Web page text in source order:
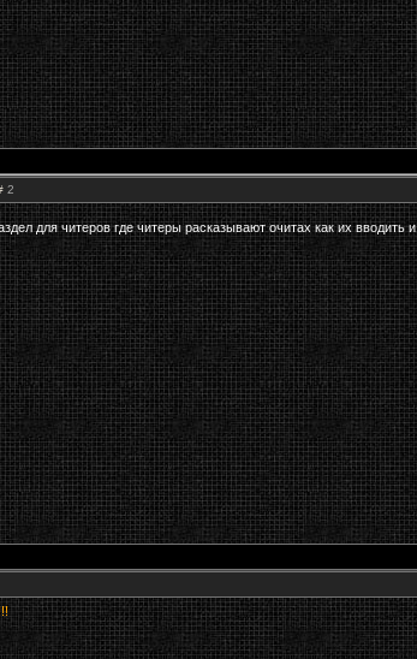
2
для читеров где читеры расказывают очитах как их вводить